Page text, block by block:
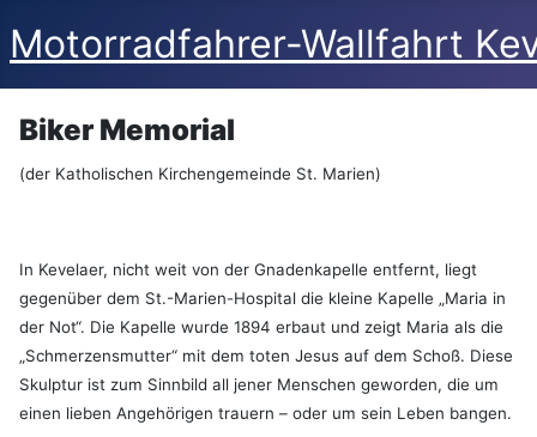
Motorradfahrer-Wallfahrt
Biker Memorial
(der Katholischen Kirchengemeinde St. Marien)
In Kevelaer, nicht weit von der Gnadenkapelle entfernt, liegt
gegenüber dem St.-Marien-Hospital die kleine Kapelle „Maria in
der Not“. Die Kapelle wurde 1894 erbaut und zeigt Maria als die
„Schmerzensmutter“ mit dem toten Jesus auf dem Schoß. Diese
Skulptur ist zum Sinnbild all jener Menschen geworden, die um
einen lieben Angehörigen trauern – oder um sein Leben bangen.